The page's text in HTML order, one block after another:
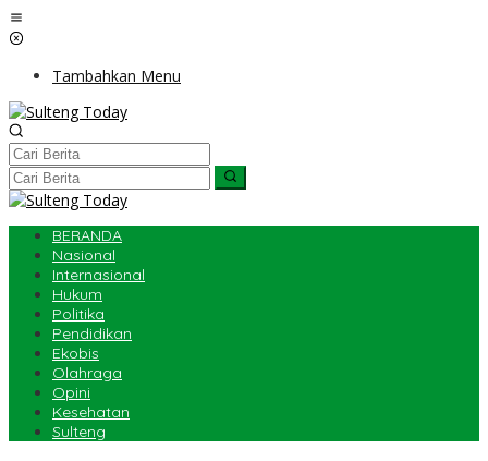
Lewati
ke
Tambahkan Menu
BERANDA
Nasional
Internasional
Hukum
Politika
Pendidikan
Ekobis
Olahraga
Opini
Kesehatan
Sulteng